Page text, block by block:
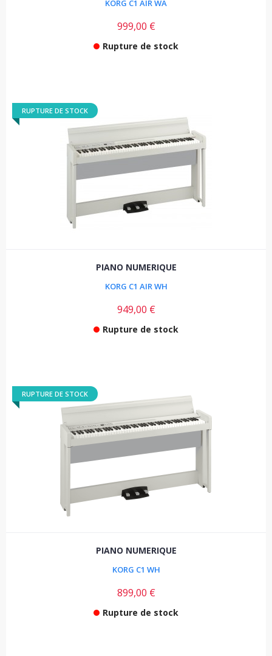
KORG C1 AIR WA
999,00 €
Rupture de stock
RUPTURE DE STOCK
PIANO NUMERIQUE
KORG C1 AIR WH
949,00 €
Rupture de stock
RUPTURE DE STOCK
PIANO NUMERIQUE
KORG C1 WH
899,00 €
Rupture de stock